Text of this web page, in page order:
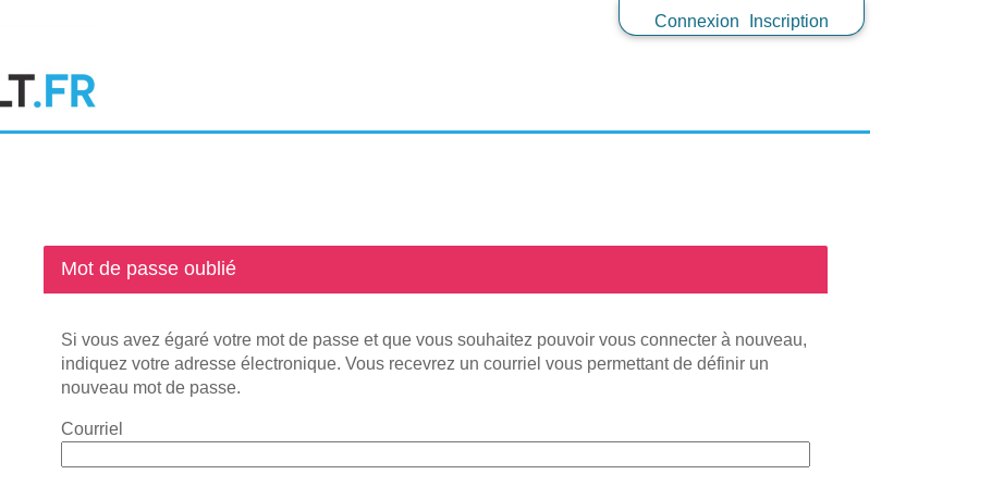
Connexion Inscription
Mot de passe oublié
Si vous avez égaré votre mot de passe et que vous souhaitez pouvoir vous connecter à nouveau,
indiquez votre adresse électronique. Vous recevrez un courriel vous permettant de définir un
nouveau mot de passe.
Courriel